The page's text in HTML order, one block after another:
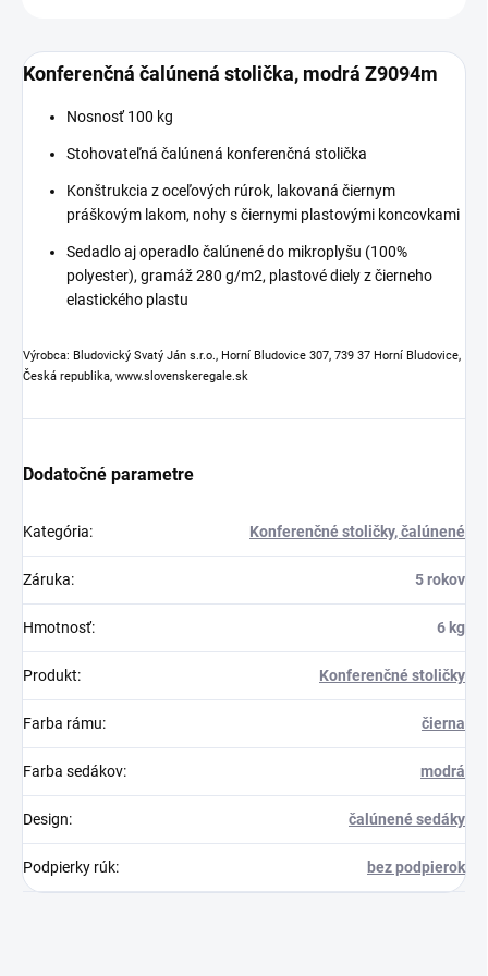
Konferenčná čalúnená stolička, modrá Z9094m
Nosnosť 100 kg
Stohovateľná čalúnená konferenčná stolička
Konštrukcia z oceľových rúrok, lakovaná čiernym
práškovým lakom, nohy s čiernymi plastovými koncovkami
Sedadlo aj operadlo čalúnené do mikroplyšu (100%
polyester), gramáž 280 g/m2, plastové diely z čierneho
elastického plastu
Výrobca: Bludovický Svatý Ján s.r.o., Horní Bludovice 307, 739 37 Horní Bludovice,
Česká republika, www.slovenskeregale.sk
Dodatočné parametre
Kategória: Konferenčné stoličky, čalúnené
Záruka: 5 rokov
Hmotnosť: 6 kg
Produkt: Konferenčné stoličky
Farba rámu: čierna
Farba sedákov: modrá
Design: čalúnené sedáky
Podpierky rúk: bez podpierok